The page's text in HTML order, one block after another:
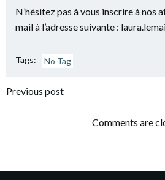
N’hésitez pas à vous inscrire à nos
mail à l’adresse suivante :
Tags: No Tag
Post
navigation
Previous post
Comments are